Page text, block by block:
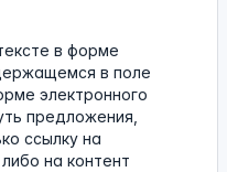
в форме
в поле
электронного
предложения,
ссылку на
на контент